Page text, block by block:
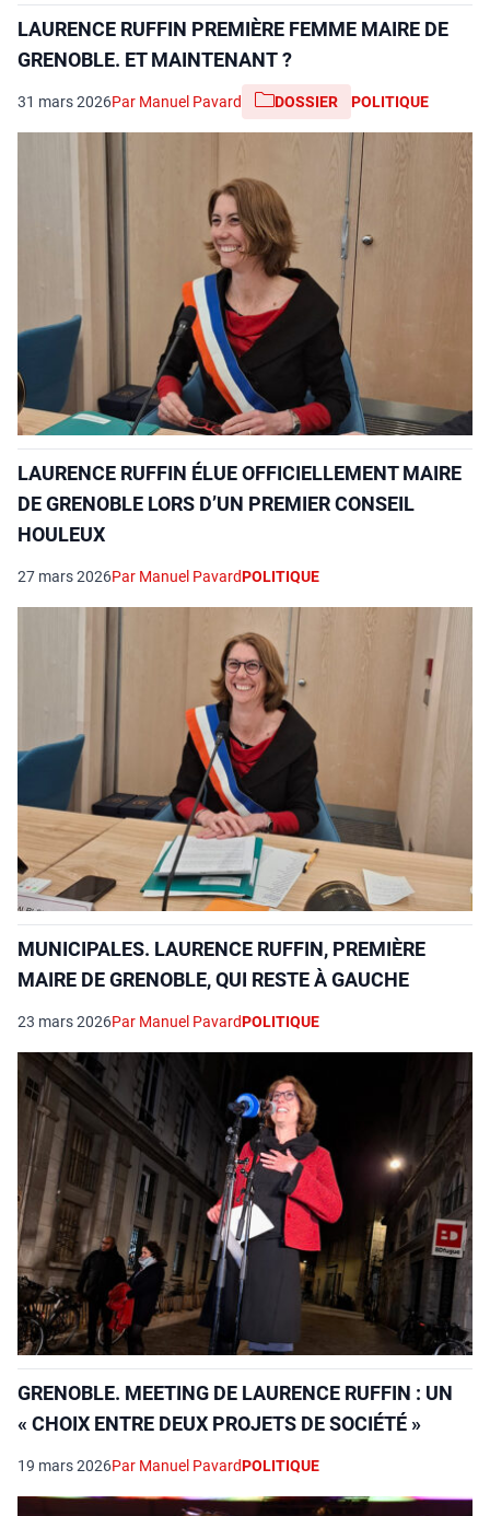
LAURENCE RUFFIN PREMIÈRE FEMME MAIRE DE
GRENOBLE. ET MAINTENANT ?
31 mars 2026Par Manuel Pavard DOSSIER POLITIQUE
LAURENCE RUFFIN ÉLUE OFFICIELLEMENT MAIRE
DE GRENOBLE LORS D’UN PREMIER CONSEIL
HOULEUX
27 mars 2026Par Manuel PavardPOLITIQUE
MUNICIPALES. LAURENCE RUFFIN, PREMIÈRE
MAIRE DE GRENOBLE, QUI RESTE À GAUCHE
23 mars 2026Par Manuel PavardPOLITIQUE
GRENOBLE. MEETING DE LAURENCE RUFFIN : UN
« CHOIX ENTRE DEUX PROJETS DE SOCIÉTÉ »
19 mars 2026Par Manuel PavardPOLITIQUE